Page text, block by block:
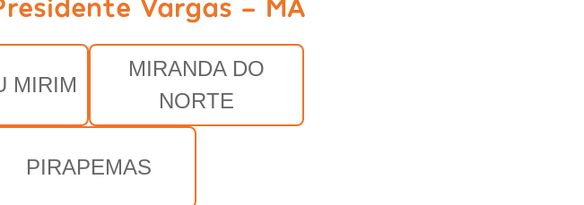
MIRIM
MIRANDA DO
NORTE
PIRAPEMAS